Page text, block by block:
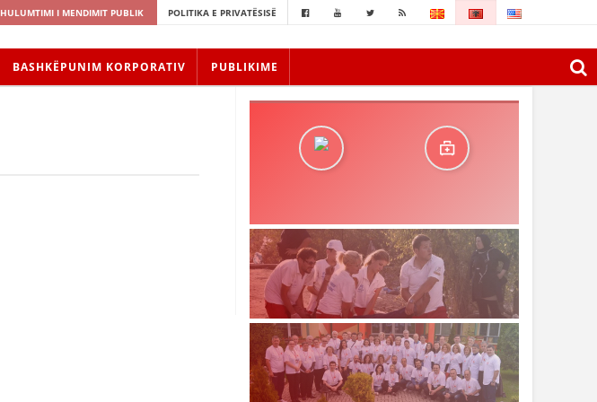
HULUMTIMI I MENDIMIT PUBLIK POLITIKA E PRIVATËSISË
BASHKËPUNIM KORPORATIV PUBLIKIME